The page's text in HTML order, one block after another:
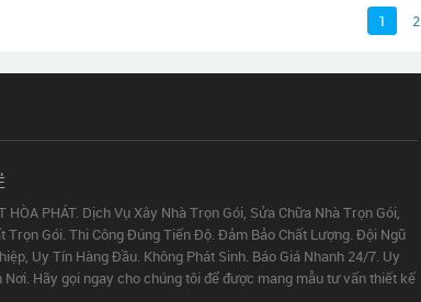
1 2
HÒA PHÁT. Dịch Vụ Xây Nhà Trọn Gói, Sửa Chữa Nhà Trọn Gói,
Trọn Gói. Thi Công Đúng Tiến Độ. Đảm Bảo Chất Lượng. Đội Ngũ
Uy Tín Hàng Đầu. Không Phát Sinh. Báo Giá Nhanh 24/7. Uy
Nơi. Hãy gọi ngay cho chúng tôi để được mang mẫu tư vấn thiết kế